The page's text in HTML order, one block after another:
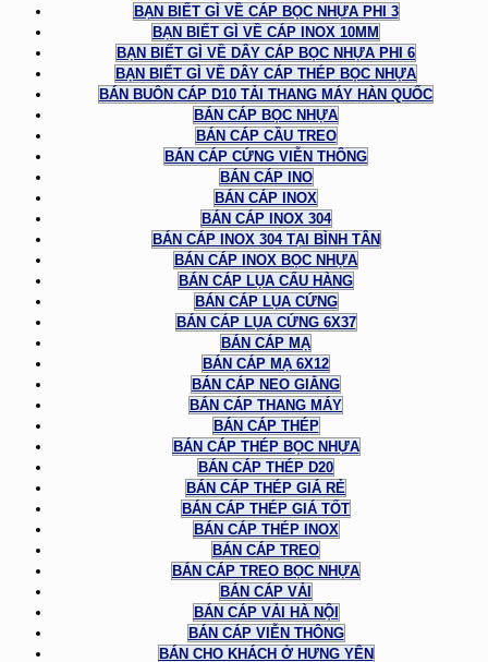
BẠN BIẾT GÌ VỀ CÁP BỌC NHỰA PHI 3
BẠN BIẾT GÌ VỀ CÁP INOX 10MM
BẠN BIẾT GÌ VỀ DÂY CÁP BỌC NHỰA PHI 6
BẠN BIẾT GÌ VỀ DÂY CÁP THÉP BỌC NHỰA
BÁN BUÔN CÁP D10 TẢI THANG MÁY HÀN QUỐC
BÁN CÁP BỌC NHỰA
BÁN CÁP CẦU TREO
BÁN CÁP CỨNG VIỄN THÔNG
BÁN CÁP INO
BÁN CÁP INOX
BÁN CÁP INOX 304
BÁN CÁP INOX 304 TẠI BÌNH TÂN
BÁN CÁP INOX BỌC NHỰA
BÁN CÁP LỤA CẨU HÀNG
BÁN CÁP LỤA CỨNG
BÁN CÁP LỤA CỨNG 6X37
BÁN CÁP MẠ
BÁN CÁP MẠ 6X12
BÁN CÁP NEO GIẰNG
BÁN CÁP THANG MÁY
BÁN CÁP THÉP
BÁN CÁP THÉP BỌC NHỰA
BÁN CÁP THÉP D20
BÁN CÁP THÉP GIÁ RẺ
BÁN CÁP THÉP GIÁ TỐT
BÁN CÁP THÉP INOX
BÁN CÁP TREO
BÁN CÁP TREO BỌC NHỰA
BÁN CÁP VẢI
BÁN CÁP VẢI HÀ NỘI
BÁN CÁP VIỄN THÔNG
BÁN CHO KHÁCH Ở HƯNG YÊN